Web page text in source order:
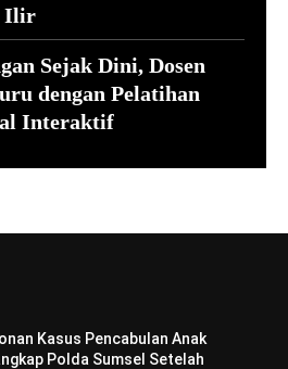
Ilir
Sejak Dini, Dosen
dengan Pelatihan
Interaktif
Kasus Pencabulan Anak
Polda Sumsel Setelah